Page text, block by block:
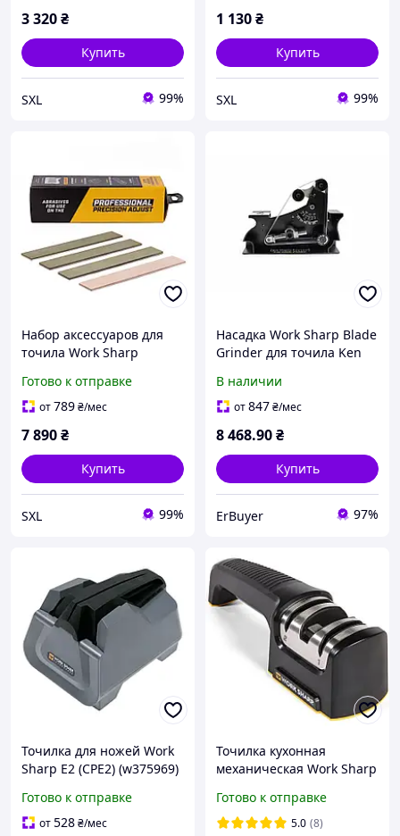
3 320₴
Купить
SXL 99%
1 130₴
Купить
SXL 99%
Набор аксессуаров для
точила Work Sharp
алмазные камни 1200-
3000 грит кожаный
полировки
Готово к отправке
от789₴/мес
7 890₴
Купить
SXL 99%
Насадка Work Sharp Blade
Grinder для точила Ken
(WSSAKO81112)
В наличии
от847₴/мес
8 468.90₴
Купить
ErBuyer 97%
Точилка для ножей Work
Sharp E2 (CPE2) (w375969)
Готово к отправке
от528₴/мес
Точилка кухонная
механическая Work Sharp
Sharpener 20° для ножей
и кухонных ножниц
Готово к отправке
5.0 (8)